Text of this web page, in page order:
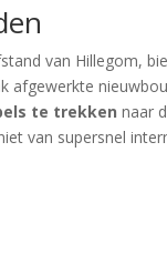
van Hillegom,
te trekken naar
van supersnel